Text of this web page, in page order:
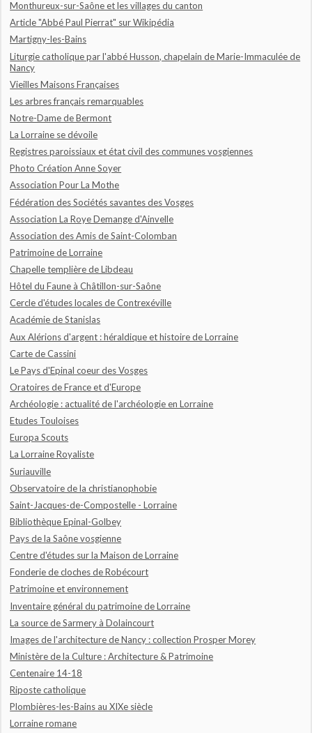
Monthureux-sur-Saône et les villages du canton
Article "Abbé Paul Pierrat" sur Wikipédia
Martigny-les-Bains
Liturgie catholique par l'abbé Husson, chapelain de Marie-Immaculée de
Nancy
Vieilles Maisons Françaises
Les arbres français remarquables
Notre-Dame de Bermont
La Lorraine se dévoile
Registres paroissiaux et état civil des communes vosgiennes
Photo Création Anne Soyer
Association Pour La Mothe
Fédération des Sociétés savantes des Vosges
Association La Roye Demange d'Ainvelle
Association des Amis de Saint-Colomban
Patrimoine de Lorraine
Chapelle templière de Libdeau
Hôtel du Faune à Châtillon-sur-Saône
Cercle d'études locales de Contrexéville
Académie de Stanislas
Aux Alérions d'argent : héraldique et histoire de Lorraine
Carte de Cassini
Le Pays d'Epinal coeur des Vosges
Oratoires de France et d'Europe
Archéologie : actualité de l'archéologie en Lorraine
Etudes Touloises
Europa Scouts
La Lorraine Royaliste
Suriauville
Observatoire de la christianophobie
Saint-Jacques-de-Compostelle - Lorraine
Bibliothèque Epinal-Golbey
Pays de la Saône vosgienne
Centre d'études sur la Maison de Lorraine
Fonderie de cloches de Robécourt
Patrimoine et environnement
Inventaire général du patrimoine de Lorraine
La source de Sarmery à Dolaincourt
Images de l'architecture de Nancy : collection Prosper Morey
Ministère de la Culture : Architecture & Patrimoine
Centenaire 14-18
Riposte catholique
Plombières-les-Bains au XIXe siècle
Lorraine romane